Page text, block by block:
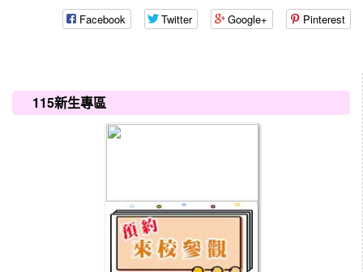
Facebook Twitter Google+ Pinterest
115新生專區